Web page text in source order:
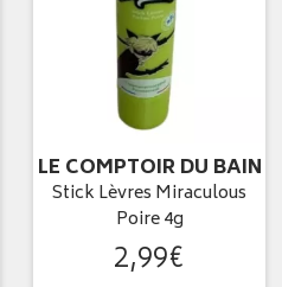
LE COMPTOIR DU BAIN
Stick Lèvres Miraculous
Poire 4g
2,99€